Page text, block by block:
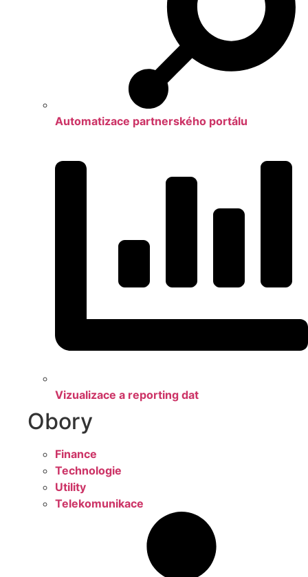
Automatizace partnerského portálu
Vizualizace a reporting dat
Obory
Finance
Technologie
Utility
Telekomunikace